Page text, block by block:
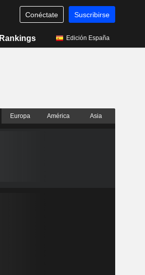
Conéctate Suscribirse
Rankings Edición España
Europa América Asia